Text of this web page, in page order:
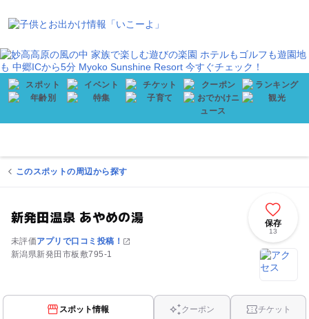
このスポットの周辺から探す
新発田温泉 あやめの湯
未評価アプリで口コミ投稿！
新潟県新発田市板敷795-1
保存
13
スポット情報 クーポン チケット